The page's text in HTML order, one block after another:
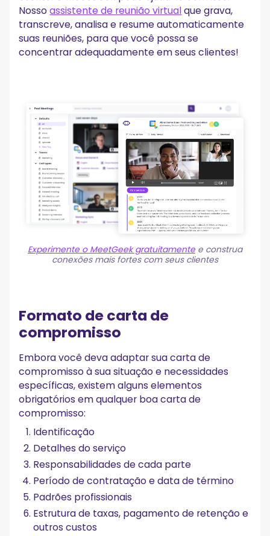
Nossoassistente de reunião virtualque grava,
transcreve, analisa e resume automaticamente
suas reuniões, para que você possa se
concentrar adequadamente em seus clientes!
Experimente o MeetGeek gratuitamente e construa
conexões mais fortes com seus clientes
Formato de carta de
compromisso
Embora você deva adaptar sua carta de
compromisso à sua situação e necessidades
específicas, existem alguns elementos
obrigatórios em qualquer boa carta de
compromisso:
Identificação
Detalhes do serviço
Responsabilidades de cada parte
Período de contratação e data de término
Padrões profissionais
Estrutura de taxas, pagamento de retenção e
outros custos